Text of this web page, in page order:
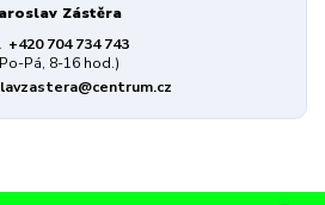
Zástěra
+420 704 734 743
Pá, 8-16 hod.)